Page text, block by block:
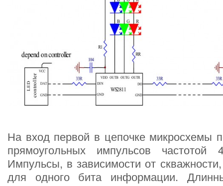
На вход первой в цепочке микросхемы
прямоугольных импульсов
Импульсы, в зависимости от
для одного бита информации.